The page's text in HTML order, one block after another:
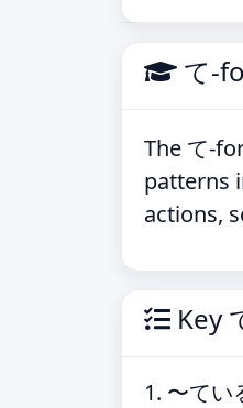
て-
The て-
patterns
actions,
Key
1. 〜て